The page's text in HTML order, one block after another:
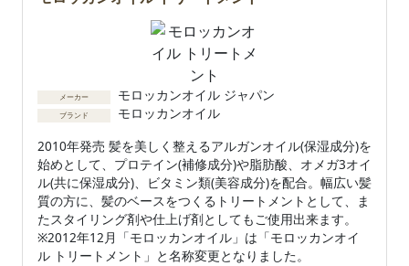
メーカー モロッカンオイル ジャパン
ブランド
モロッカンオイル
2010年発売 髪を美しく整えるアルガンオイル(保湿成分)を
始めとして、プロテイン(補修成分)や脂肪酸、オメガ3オイ
ル(共に保湿成分)、ビタミン類(美容成分)を配合。幅広い髪
質の方に、髪のベースをつくるトリートメントとして、ま
たスタイリング剤や仕上げ剤としてもご使用出来ます。
※2012年12月「モロッカンオイル」は「モロッカンオイ
ル トリートメント」と名称変更となりました。